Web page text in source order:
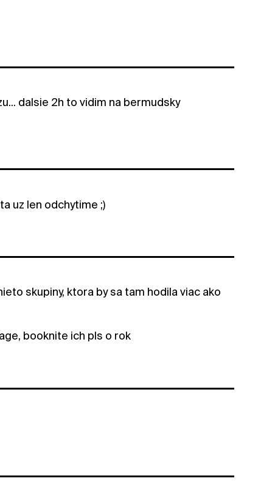
dalsie 2h to vidim na bermudsky
uz len odchytime ;)
skupiny, ktora by sa tam hodila viac ako
booknite ich pls o rok